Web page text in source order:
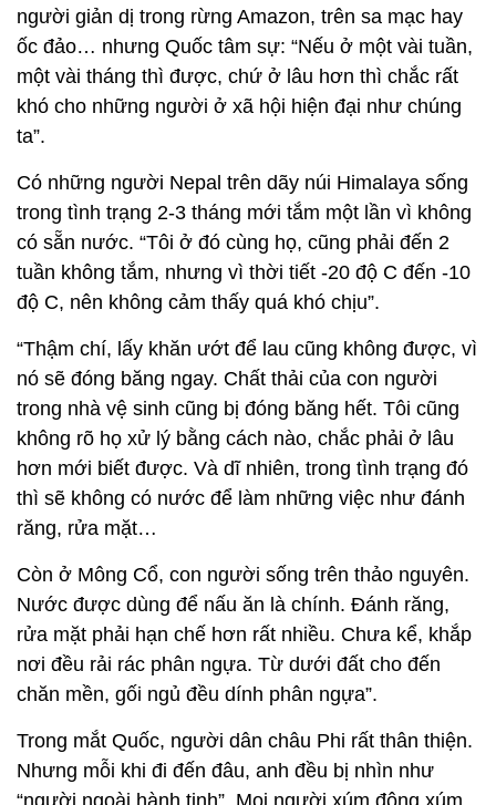
người giản dị trong rừng Amazon, trên sa mạc hay
ốc đảo… nhưng Quốc tâm sự: “Nếu ở một vài tuần,
một vài tháng thì được, chứ ở lâu hơn thì chắc rất
khó cho những người ở xã hội hiện đại như chúng
ta”.
Có những người Nepal trên dãy núi Himalaya sống
trong tình trạng 2-3 tháng mới tắm một lần vì không
có sẵn nước. “Tôi ở đó cùng họ, cũng phải đến 2
tuần không tắm, nhưng vì thời tiết -20 độ C đến -10
độ C, nên không cảm thấy quá khó chịu”.
“Thậm chí, lấy khăn ướt để lau cũng không được, vì
nó sẽ đóng băng ngay. Chất thải của con người
trong nhà vệ sinh cũng bị đóng băng hết. Tôi cũng
không rõ họ xử lý bằng cách nào, chắc phải ở lâu
hơn mới biết được. Và dĩ nhiên, trong tình trạng đó
thì sẽ không có nước để làm những việc như đánh
răng, rửa mặt…
Còn ở Mông Cổ, con người sống trên thảo nguyên.
Nước được dùng để nấu ăn là chính. Đánh răng,
rửa mặt phải hạn chế hơn rất nhiều. Chưa kể, khắp
nơi đều rải rác phân ngựa. Từ dưới đất cho đến
chăn mền, gối ngủ đều dính phân ngựa”.
Trong mắt Quốc, người dân châu Phi rất thân thiện.
Nhưng mỗi khi đi đến đâu, anh đều bị nhìn như